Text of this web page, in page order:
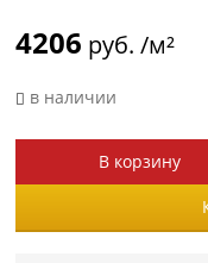
4206 руб. /м²
в наличии
В корзину